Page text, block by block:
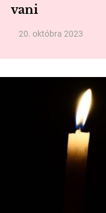
vani
20. októbra 2023